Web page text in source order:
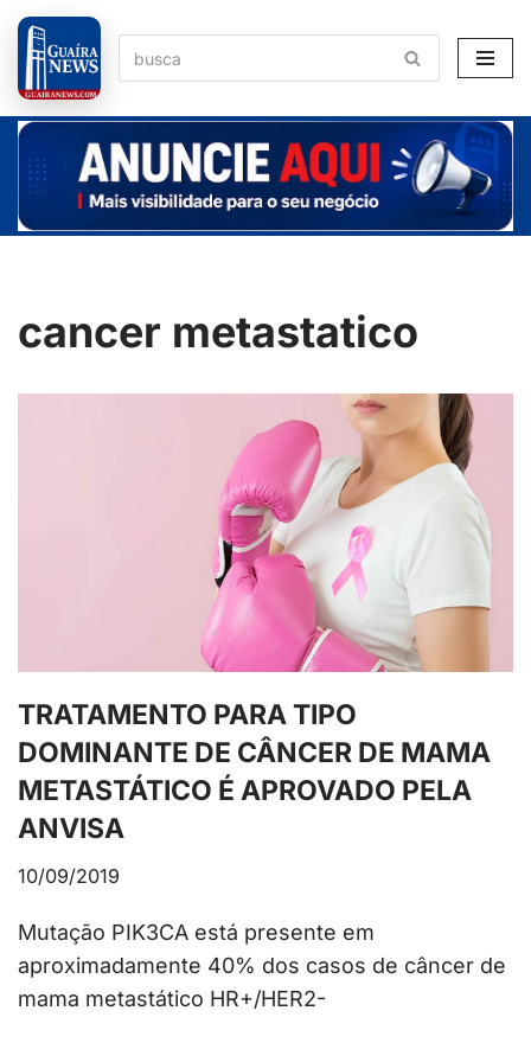
Pular
para
o
conteúdo
cancer metastatico
TRATAMENTO PARA TIPO
DOMINANTE DE CÂNCER DE MAMA
METASTÁTICO É APROVADO PELA
ANVISA
10/09/2019
Mutação PIK3CA está presente em
aproximadamente 40% dos casos de câncer de
mama metastático HR+/HER2-